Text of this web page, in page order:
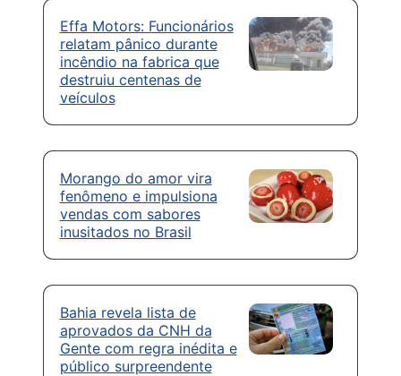
Effa Motors: Funcionários
relatam pânico durante
incêndio na fabrica que
destruiu centenas de
veículos
Morango do amor vira
fenômeno e impulsiona
vendas com sabores
inusitados no Brasil
Bahia revela lista de
aprovados da CNH da
Gente com regra inédita e
público surpreendente